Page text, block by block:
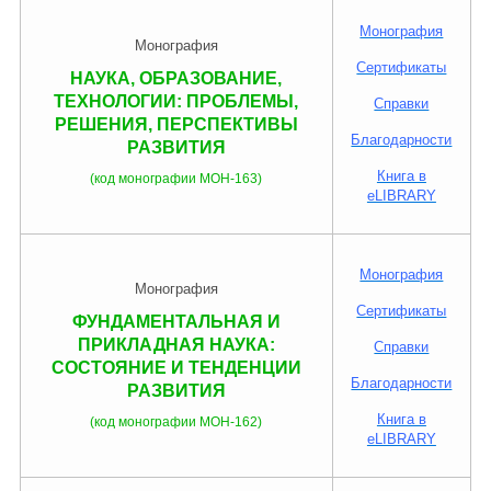
Правовая информация
Монография
НАУКА, ОБРАЗОВАНИЕ,
ТЕХНОЛОГИИ: ПРОБЛЕМЫ,
РЕШЕНИЯ, ПЕРСПЕКТИВЫ
РАЗВИТИЯ
(код монографии МОН-163)
Монография
Сертификаты
Справки
Благодарности
Книга в
eLIBRARY
Монография
ФУНДАМЕНТАЛЬНАЯ И
ПРИКЛАДНАЯ НАУКА:
СОСТОЯНИЕ И ТЕНДЕНЦИИ
РАЗВИТИЯ
(код монографии МОН-162)
Монография
Сертификаты
Справки
Благодарности
Книга в
eLIBRARY